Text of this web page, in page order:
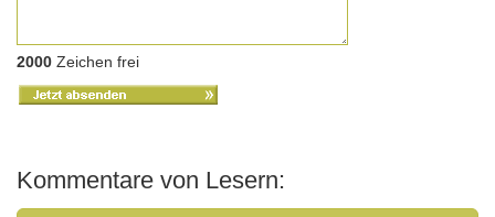
2000 Zeichen frei
Kommentare von Lesern: